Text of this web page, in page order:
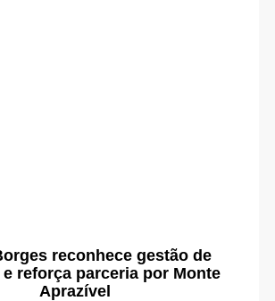
reconhece gestão de
e reforça parceria por Monte
Aprazível